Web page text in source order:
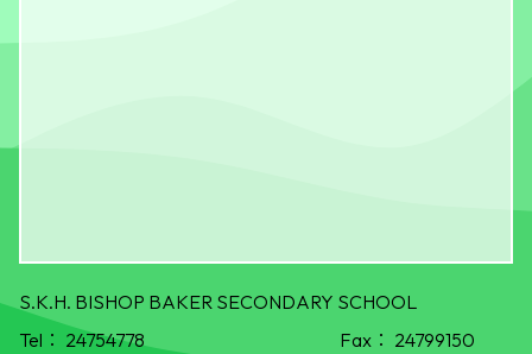
S.K.H. BISHOP BAKER SECONDARY SCHOOL
Tel： 24754778 Fax： 24799150